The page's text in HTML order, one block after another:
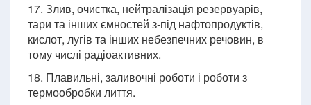
17. Злив, очистка, нейтралізація резервуарів,
тари та інших ємностей з-під нафтопродуктів,
кислот, лугів та інших небезпечних речовин, в
тому числі радіоактивних.
18. Плавильні, заливочні роботи і роботи з
термообробки лиття.